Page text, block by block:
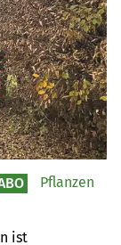
ist
Pflanzen